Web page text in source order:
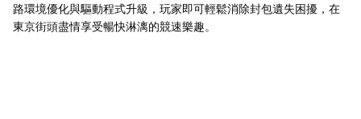
路環境優化與驅動程式升級，玩家即可輕鬆消除封包遺失困擾，在
東京街頭盡情享受暢快淋漓的競速樂趣。